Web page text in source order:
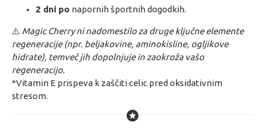
2 dni po napornih športnih dogodkih.
⚠️ Magic Cherry ni nadomestilo za druge ključne elemente
regeneracije (npr. beljakovine, aminokisline, ogljikove
hidrate), temveč jih dopolnjuje in zaokroža vašo
regeneracijo.
*Vitamin E prispeva k zaščiti celic pred oksidativnim
stresom.